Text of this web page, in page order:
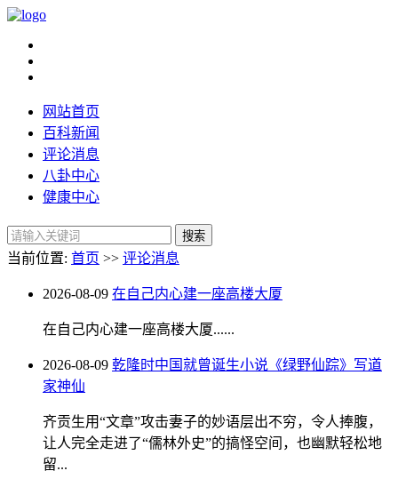
网站首页
百科新闻
评论消息
八卦中心
健康中心
当前位置: 首页 >> 评论消息
2026-08-09 在自己内心建一座高楼大厦
在自己内心建一座高楼大厦......
2026-08-09 乾隆时中国就曾诞生小说《绿野仙踪》写道
家神仙
齐贡生用“文章”攻击妻子的妙语层出不穷，令人捧腹，
让人完全走进了“儒林外史”的搞怪空间，也幽默轻松地
留...